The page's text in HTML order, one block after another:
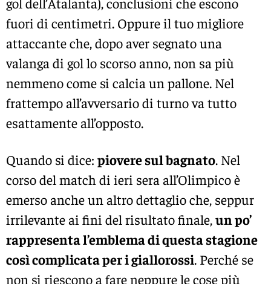
fuori di centimetri. Oppure il tuo migliore
attaccante che, dopo aver segnato una
valanga di gol lo scorso anno, non sa più
nemmeno come si calcia un pallone. Nel
frattempo all’avversario di turno va tutto
esattamente all’opposto.
Quando si dice: piovere sul bagnato. Nel
corso del match di ieri sera all’Olimpico è
emerso anche un altro dettaglio che, seppur
irrilevante ai fini del risultato finale,un po’
rappresenta l’emblema di questa stagione
così complicata per i giallorossi. Perché se
non si riescono a fare neppure le cose più